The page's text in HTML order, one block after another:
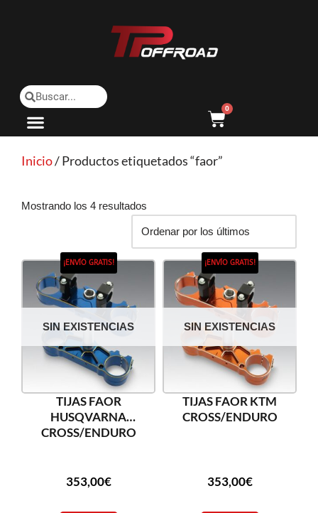
0
Inicio/ Productos etiquetados “faor”
Mostrando los 4 resultados
SIN EXISTENCIAS
¡ENVÍO GRATIS!
TIJAS FAOR
HUSQVARNA
CROSS/ENDURO
353,00€
SIN EXISTENCIAS
¡ENVÍO GRATIS!
TIJAS FAOR KTM
CROSS/ENDURO
353,00€